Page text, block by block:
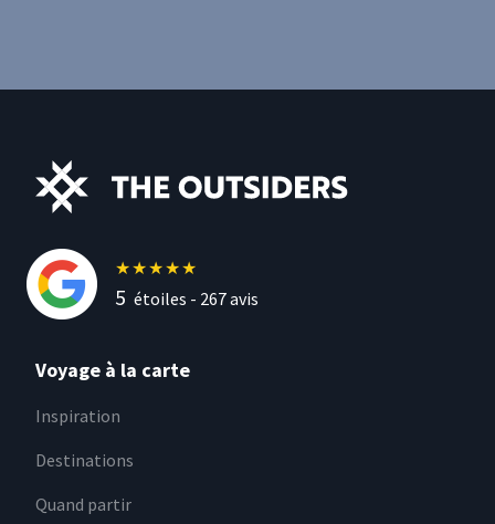
★★★★★
5 étoiles - 267avis
Voyage à la carte
Inspiration
Destinations
Quand partir